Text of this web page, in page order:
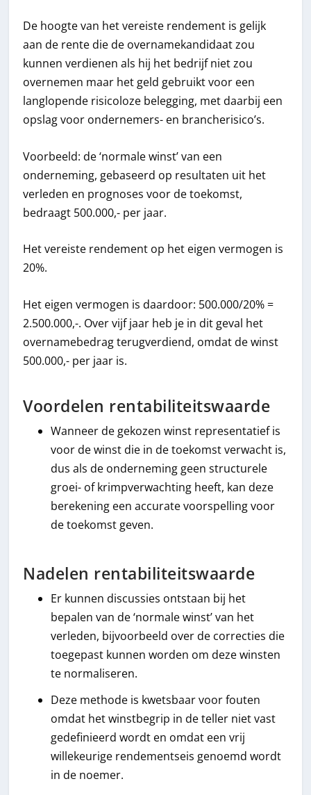
De hoogte van het vereiste rendement is gelijk
aan de rente die de overnamekandidaat zou
kunnen verdienen als hij het bedrijf niet zou
overnemen maar het geld gebruikt voor een
langlopende risicoloze belegging, met daarbij een
opslag voor ondernemers- en brancherisico’s.
Voorbeeld: de ‘normale winst’ van een
onderneming, gebaseerd op resultaten uit het
verleden en prognoses voor de toekomst,
bedraagt 500.000,- per jaar.
Het vereiste rendement op het eigen vermogen is
20%.
Het eigen vermogen is daardoor: 500.000/20% =
2.500.000,-. Over vijf jaar heb je in dit geval het
overnamebedrag terugverdiend, omdat de winst
500.000,- per jaar is.
Voordelen rentabiliteitswaarde
Wanneer de gekozen winst representatief is
voor de winst die in de toekomst verwacht is,
dus als de onderneming geen structurele
groei- of krimpverwachting heeft, kan deze
berekening een accurate voorspelling voor
de toekomst geven.
Nadelen rentabiliteitswaarde
Er kunnen discussies ontstaan bij het
bepalen van de ‘normale winst’ van het
verleden, bijvoorbeeld over de correcties die
toegepast kunnen worden om deze winsten
te normaliseren.
Deze methode is kwetsbaar voor fouten
omdat het winstbegrip in de teller niet vast
gedefinieerd wordt en omdat een vrij
willekeurige rendementseis genoemd wordt
in de noemer.